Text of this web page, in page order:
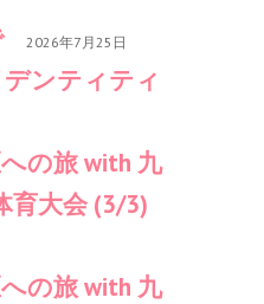
2026年7月25日
ンティティ
の旅 with 九
育大会 (3/3)
の旅 with 九